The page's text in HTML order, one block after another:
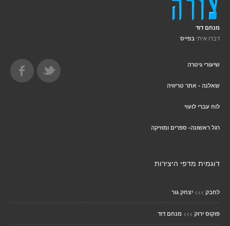
מנחם דוד
דברו איתי בפייס
שיעורי גיטרה
שאלנה - אתר טריוויה
לוח עברי לועזי
רגל ראשונה- ספרים ומוזיקה
דוגמית מדפי היצירות
לחבק >>> יצחק גור
פוקוס ירוק >>> מנחם דוד